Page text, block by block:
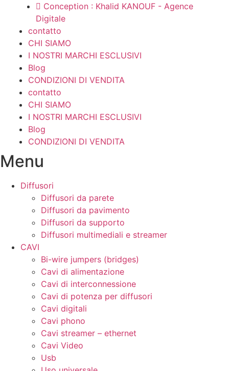
Conception : Khalid KANOUF - Agence
Digitale
contatto
CHI SIAMO
I NOSTRI MARCHI ESCLUSIVI
Blog
CONDIZIONI DI VENDITA
contatto
CHI SIAMO
I NOSTRI MARCHI ESCLUSIVI
Blog
CONDIZIONI DI VENDITA
Menu
Diffusori
Diffusori da parete
Diffusori da pavimento
Diffusori da supporto
Diffusori multimediali e streamer
CAVI
Bi-wire jumpers (bridges)
Cavi di alimentazione
Cavi di interconnessione
Cavi di potenza per diffusori
Cavi digitali
Cavi phono
Cavi streamer – ethernet
Cavi Video
Usb